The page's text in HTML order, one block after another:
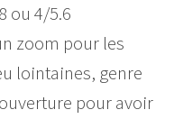
ou 4/5.6
zoom pour les
lointaines, genre
pour avoir